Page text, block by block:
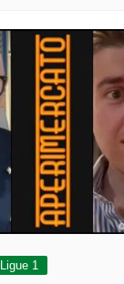
Ligue 1